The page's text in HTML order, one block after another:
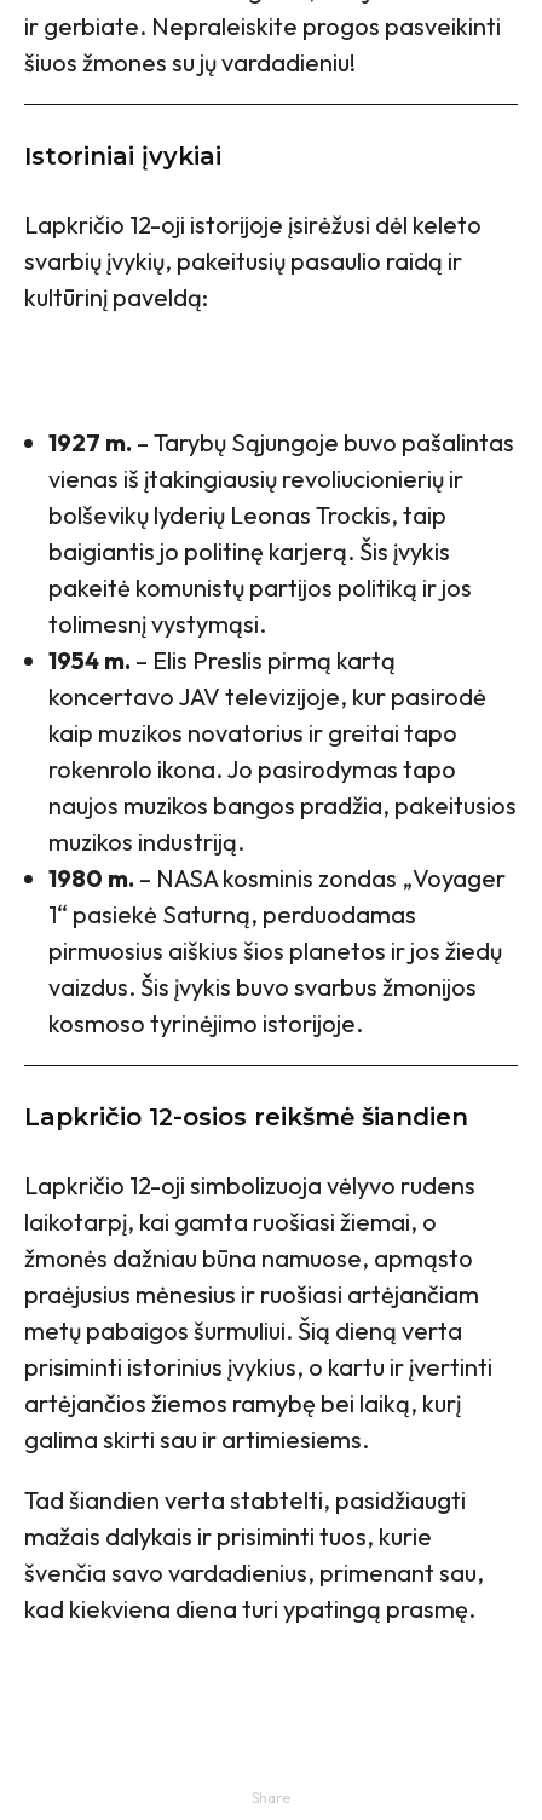
ir gerbiate. Nepraleiskite progos pasveikinti
šiuos žmones su jų vardadieniu!
Istoriniai įvykiai
Lapkričio 12-oji istorijoje įsirėžusi dėl keleto
svarbių įvykių, pakeitusių pasaulio raidą ir
kultūrinį paveldą:
1927 m. – Tarybų Sąjungoje buvo pašalintas
vienas iš įtakingiausių revoliucionierių ir
bolševikų lyderių Leonas Trockis, taip
baigiantis jo politinę karjerą. Šis įvykis
pakeitė komunistų partijos politiką ir jos
tolimesnį vystymąsi.
1954 m. – Elis Preslis pirmą kartą
koncertavo JAV televizijoje, kur pasirodė
kaip muzikos novatorius ir greitai tapo
rokenrolo ikona. Jo pasirodymas tapo
naujos muzikos bangos pradžia, pakeitusios
muzikos industriją.
1980 m. – NASA kosminis zondas „Voyager
1“ pasiekė Saturną, perduodamas
pirmuosius aiškius šios planetos ir jos žiedų
vaizdus. Šis įvykis buvo svarbus žmonijos
kosmoso tyrinėjimo istorijoje.
Lapkričio 12-osios reikšmė šiandien
Lapkričio 12-oji simbolizuoja vėlyvo rudens
laikotarpį, kai gamta ruošiasi žiemai, o
žmonės dažniau būna namuose, apmąsto
praėjusius mėnesius ir ruošiasi artėjančiam
metų pabaigos šurmuliui. Šią dieną verta
prisiminti istorinius įvykius, o kartu ir įvertinti
artėjančios žiemos ramybę bei laiką, kurį
galima skirti sau ir artimiesiems.
Tad šiandien verta stabtelti, pasidžiaugti
mažais dalykais ir prisiminti tuos, kurie
švenčia savo vardadienius, primenant sau,
kad kiekviena diena turi ypatingą prasmę.
Share